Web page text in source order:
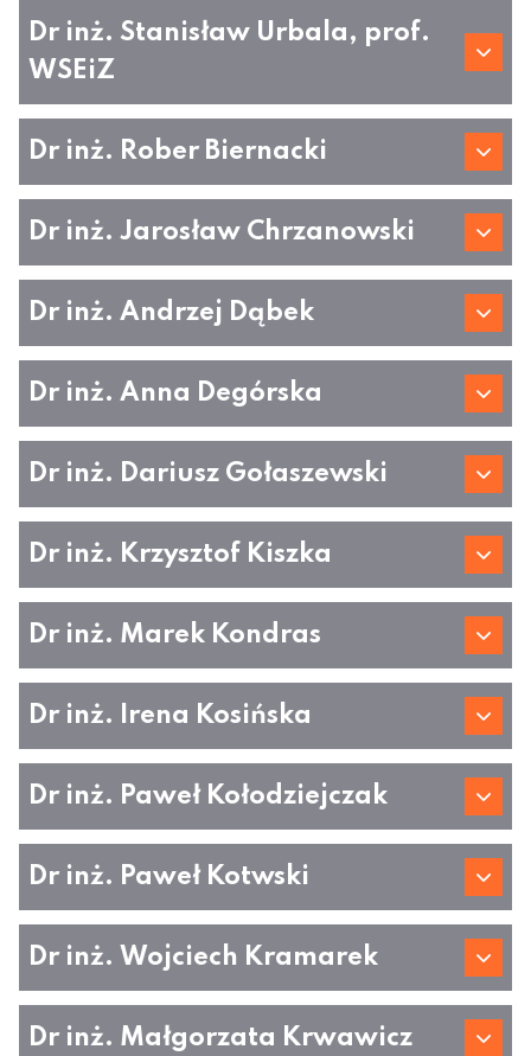
Dr inż. Stanisław Urbala, prof.
WSEiZ
Dr inż. Rober Biernacki
Dr inż. Jarosław Chrzanowski
Dr inż. Andrzej Dąbek
Dr inż. Anna Degórska
Dr inż. Dariusz Gołaszewski
Dr inż. Krzysztof Kiszka
Dr inż. Marek Kondras
Dr inż. Irena Kosińska
Dr inż. Paweł Kołodziejczak
Dr inż. Paweł Kotwski
Dr inż. Wojciech Kramarek
Dr inż. Małgorzata Krwawicz